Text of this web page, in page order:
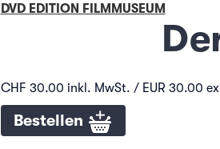
DVD EDITION FILMMUSEUM
CHF 30.00 inkl. MwSt. / EUR 30.00
Bestellen